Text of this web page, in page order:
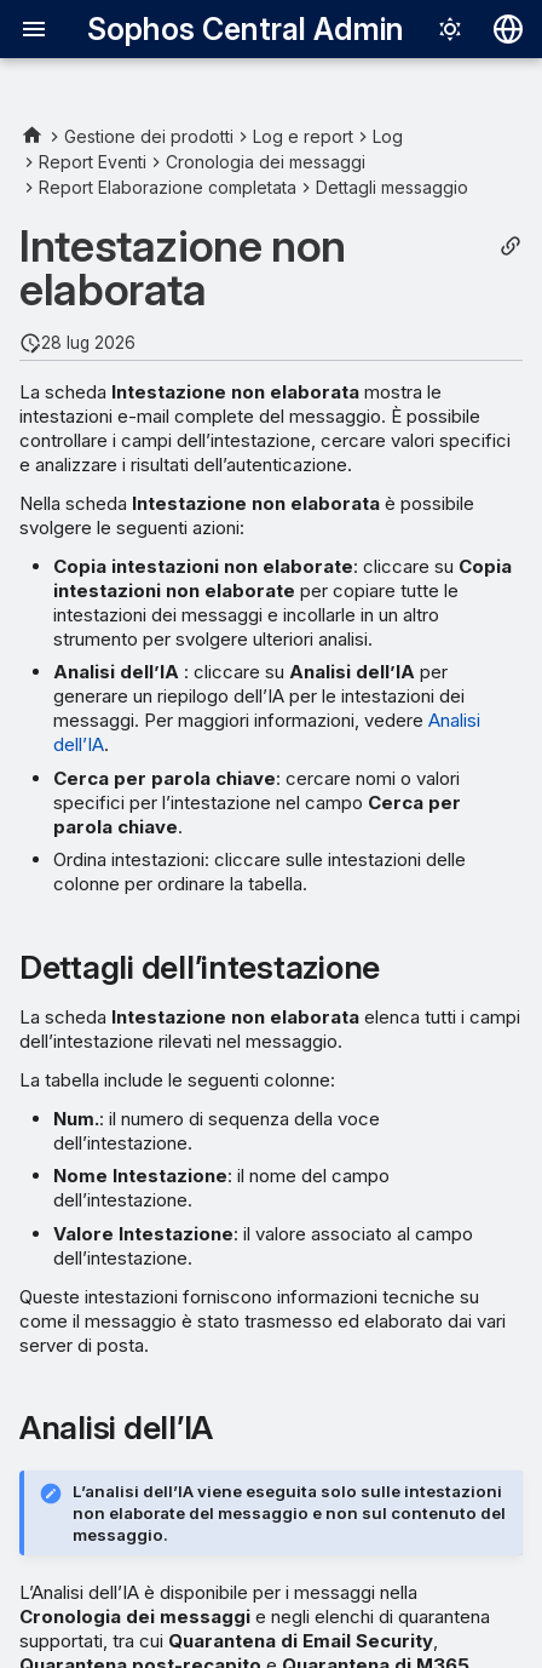
Sophos Central Admin
Español
Português
中文（繁體）
Dettagli dell’intestazione
Analisi dell’IA
Gestione dei prodotti Log e report
Log
Report Eventi
Cronologia dei messaggi
Report Elaborazione completata
Dettagli messaggio
Intestazione non
elaborata
28 lug 2026
La scheda Intestazione non elaborata mostra le
intestazioni e-mail complete del messaggio. È possibile
controllare i campi dell’intestazione, cercare valori specifici
e analizzare i risultati dell’autenticazione.
Nella scheda Intestazione non elaborata è possibile
svolgere le seguenti azioni:
Copia intestazioni non elaborate: cliccare su Copia
intestazioni non elaborate per copiare tutte le
intestazioni dei messaggi e incollarle in un altro
strumento per svolgere ulteriori analisi.
Analisi dell’IA : cliccare suAnalisi dell’IA per
generare un riepilogo dell’IA per le intestazioni dei
messaggi. Per maggiori informazioni, vedereAnalisi
dell’IA.
Cerca per parola chiave: cercare nomi o valori
specifici per l’intestazione nel campo Cerca per
parola chiave.
Ordina intestazioni: cliccare sulle intestazioni delle
colonne per ordinare la tabella.
Dettagli dell’intestazione
La scheda Intestazione non elaborata elenca tutti i campi
dell’intestazione rilevati nel messaggio.
La tabella include le seguenti colonne:
Num.: il numero di sequenza della voce
dell’intestazione.
Nome Intestazione: il nome del campo
dell’intestazione.
Valore Intestazione: il valore associato al campo
dell’intestazione.
Queste intestazioni forniscono informazioni tecniche su
come il messaggio è stato trasmesso ed elaborato dai vari
server di posta.
Analisi dell’IA
L’analisi dell’IA viene eseguita solo sulle intestazioni
non elaborate del messaggio e non sul contenuto del
messaggio.
L’Analisi dell’IA è disponibile per i messaggi nella
Cronologia dei messaggi e negli elenchi di quarantena
supportati, tra cui Quarantena di Email Security,